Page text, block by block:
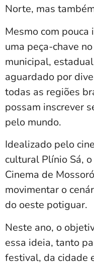
Norte, mas
Mesmo com
uma peça-chave
municipal,
aguardado por
todas as regiões
possam inscrever
pelo mundo.
Idealizado pelo
cultural Plínio Sá,
Cinema de
movimentar o
do oeste potiguar.
Neste ano, o
essa ideia, tanto
festival, da cidade